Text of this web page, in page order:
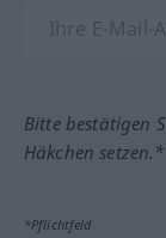
Bitte bestätigen
Häkchen setzen.*
*Pflichtfeld